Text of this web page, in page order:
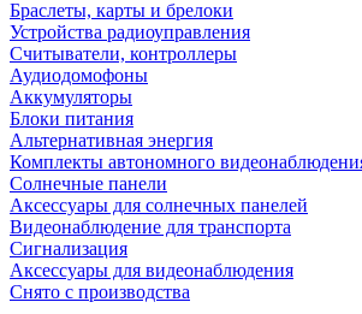
Браслеты, карты и брелоки
Устройства радиоуправления
Считыватели, контроллеры
Аудиодомофоны
Аккумуляторы
Блоки питания
Альтернативная энергия
Комплекты автономного
Солнечные панели
Аксессуары для солнечных панелей
Видеонаблюдение для транспорта
Сигнализация
Аксессуары для видеонаблюдения
Снято с производства